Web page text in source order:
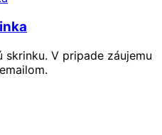
V pripade záujemu